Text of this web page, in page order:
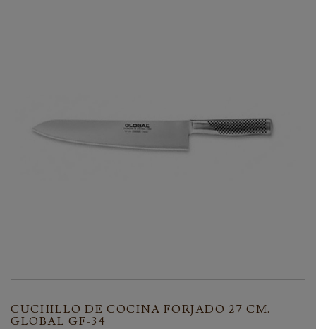
CUCHILLO DE COCINA FORJADO 27 CM.
GLOBAL GF-34